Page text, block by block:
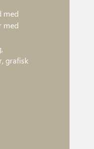
med
med
grafisk